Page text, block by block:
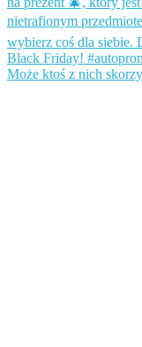
Może ktoś z nich